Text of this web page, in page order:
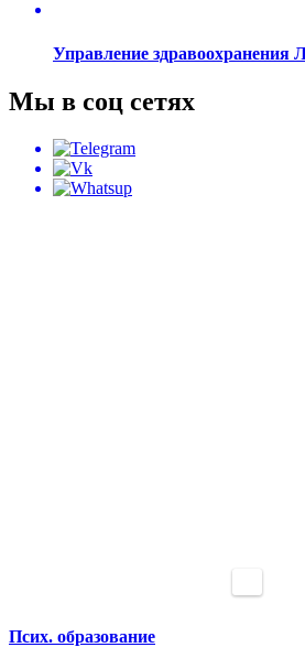
Управление здравоохранения
Мы в соц сетях
Псих. образование